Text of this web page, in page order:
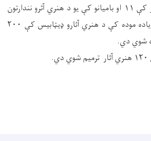
دغه راز په کابل ښار کې ۱۱ او بامیانو کې یو د هنري آثرو نندارتون
جوړ شوی دی او په یاده موده کې د هنري آثارو ډیټابیس کې ۲۰۰
شوي دي.